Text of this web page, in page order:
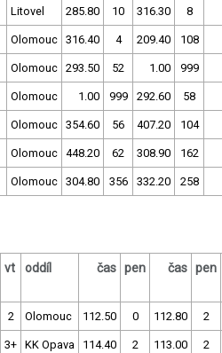
Litovel 285.80 10 316.30 8
Olomouc 316.40 4 209.40 108
Olomouc 293.50 52 1.00 999
Olomouc 1.00 999 292.60 58
Olomouc 354.60 56 407.20 104
Olomouc 448.20 62 308.90 162
Olomouc 304.80 356 332.20 258
vt oddíl čas pen čas pen
2 Olomouc 112.50 0 112.80 2
3+ KK Opava 114.40 2 113.00 2